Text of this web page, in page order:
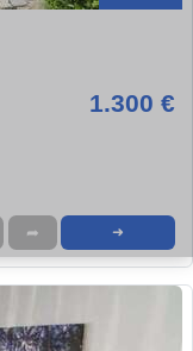
1.300 €
➦ ➜